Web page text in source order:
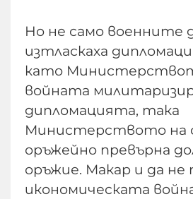
Но не само военните
изтласкаха
като
войната
дипломацията, така
Министерството на
оръжейно превърна
оръжие. Макар и да не
икономическата